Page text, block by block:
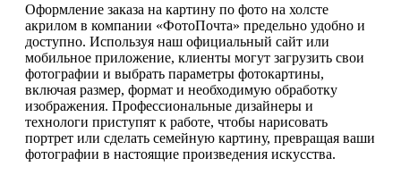
Оформление заказа на картину по фото на холсте
акрилом в компании «ФотоПочта» предельно удобно и
доступно. Используя наш официальный сайт или
мобильное приложение, клиенты могут загрузить свои
фотографии и выбрать параметры фотокартины,
включая размер, формат и необходимую обработку
изображения. Профессиональные дизайнеры и
технологи приступят к работе, чтобы нарисовать
портрет или сделать семейную картину, превращая ваши
фотографии в настоящие произведения искусства.